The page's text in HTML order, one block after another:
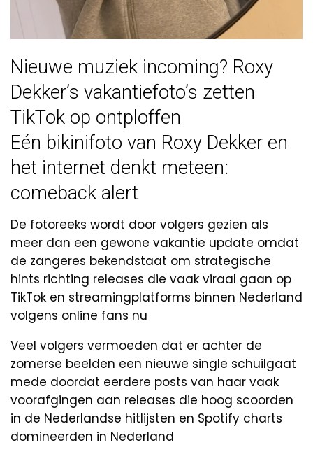
Nieuwe muziek incoming? Roxy
Dekker’s vakantiefoto’s zetten
TikTok op ontploffen
Eén bikinifoto van Roxy Dekker en
het internet denkt meteen:
comeback alert
De fotoreeks wordt door volgers gezien als
meer dan een gewone vakantie update omdat
de zangeres bekendstaat om strategische
hints richting releases die vaak viraal gaan op
TikTok en streamingplatforms binnen Nederland
volgens online fans nu
Veel volgers vermoeden dat er achter de
zomerse beelden een nieuwe single schuilgaat
mede doordat eerdere posts van haar vaak
voorafgingen aan releases die hoog scoorden
in de Nederlandse hitlijsten en Spotify charts
domineerden in Nederland